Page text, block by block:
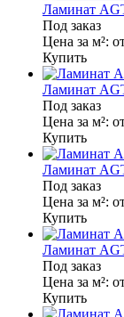
Ламинат
Под заказ
Цена за м²:
Купить
Ламинат
Под заказ
Цена за м²:
Купить
Ламинат
Под заказ
Цена за м²:
Купить
Ламинат
Под заказ
Цена за м²:
Купить